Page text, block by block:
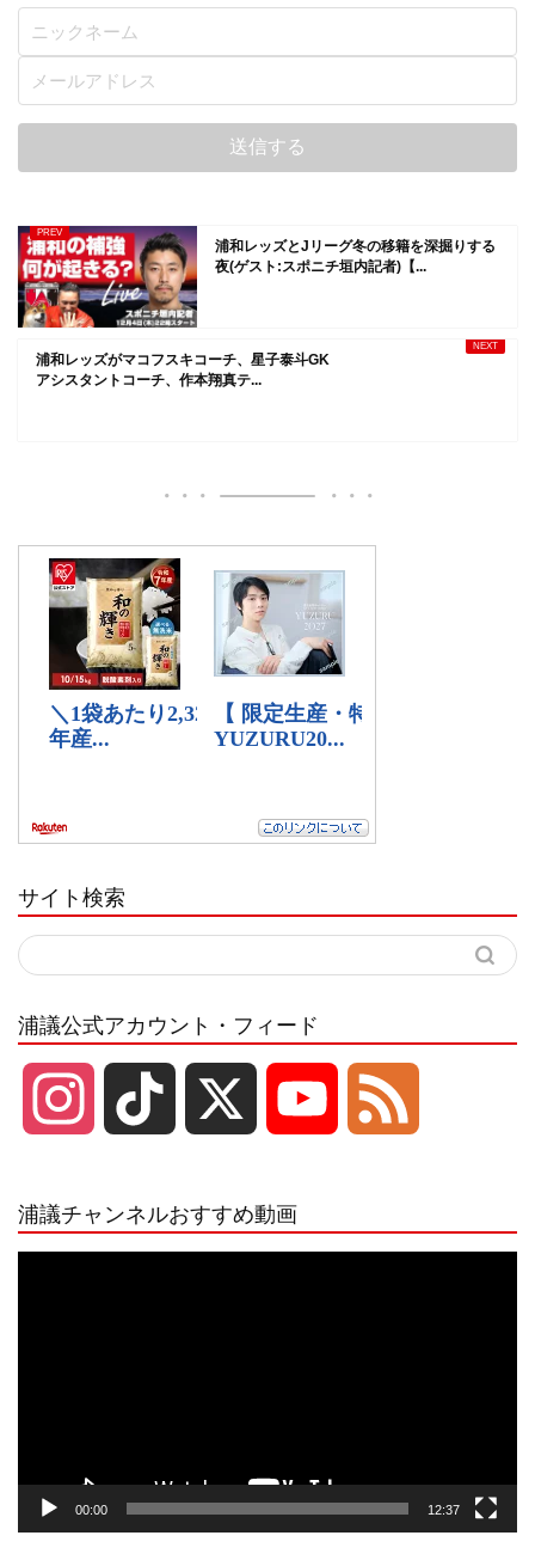
浦和レッズとJリーグ冬の移籍を深掘りする
夜(ゲスト:スポニチ垣内記者)【...
浦和レッズがマコフスキコーチ、星子泰斗GK
アシスタントコーチ、作本翔真テ...
サイト検索
浦議公式アカウント・フィード
r e
浦議チャンネルおすすめ動画
00:00 12:37